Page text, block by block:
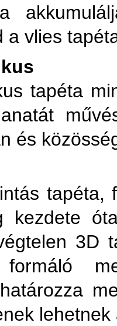
a vlies
tapéta
és
tapéta,
kezdete
3D
formáló